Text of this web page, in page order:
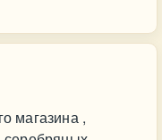
магазина ,